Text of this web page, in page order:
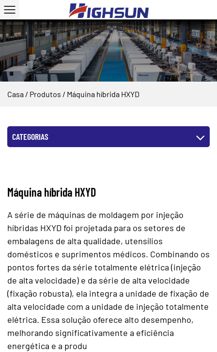
Casa / Produtos / Máquina híbrida HXYD
CATEGORIAS
Máquina híbrida HXYD
A série de máquinas de moldagem por injeção
híbridas HXYD foi projetada para os setores de
embalagens de alta qualidade, utensílios
domésticos e suprimentos médicos. Combinando os
pontos fortes da série totalmente elétrica (injeção
de alta velocidade) e da série de alta velocidade
(fixação robusta), ela integra a unidade de fixação de
alta velocidade com a unidade de injeção totalmente
elétrica. Essa solução oferece alto desempenho,
melhorando significativamente a eficiência
energética e a produ